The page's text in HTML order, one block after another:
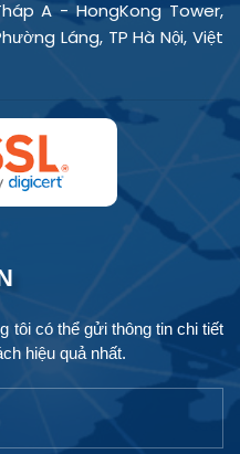
A - HongKong Tower,
Láng, TP Hà Nội, Việt
tôi có thể gửi thông tin chi tiết
hiệu quả nhất.
AI